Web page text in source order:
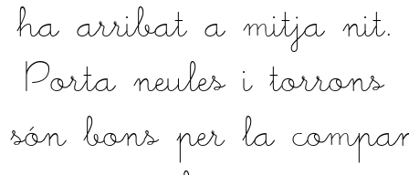
ha arribat a mitja nit.
Porta neules i torrons
són bons per la